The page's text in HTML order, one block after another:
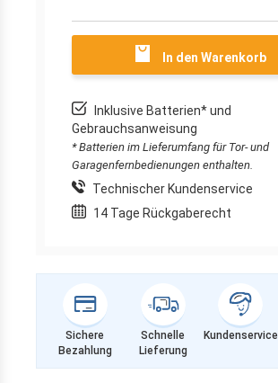
In den Warenkorb
Inklusive Batterien* und
Gebrauchsanweisung
* Batterien im Lieferumfang für Tor- und
Garagenfernbedienungen enthalten.
Technischer Kundenservice
14 Tage Rückgaberecht
Sichere
Bezahlung
Schnelle
Lieferung
Kundenservice